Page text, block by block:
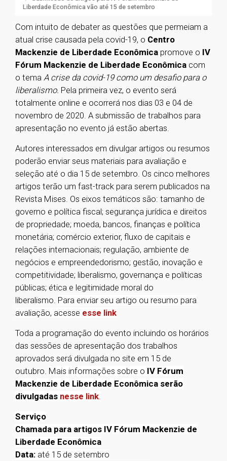
Liberdade Econômica vão até 15 de setembro
Com intuito de debater as questões que permeiam a
atual crise causada pela covid-19, o Centro
Mackenzie de Liberdade Econômica promove o IV
Fórum Mackenzie de Liberdade Econômica com
o tema A crise da covid-19 como um desafio para o
liberalismo. Pela primeira vez, o evento será
totalmente online e ocorrerá nos dias 03 e 04 de
novembro de 2020. A submissão de trabalhos para
apresentação no evento já estão abertas.
Autores interessados em divulgar artigos ou resumos
poderão enviar seus materiais para avaliação e
seleção até o dia 15 de setembro. Os cinco melhores
artigos terão um fast-track para serem publicados na
Revista Mises. Os eixos temáticos são: tamanho de
governo e política fiscal; segurança jurídica e direitos
de propriedade; moeda, bancos, finanças e política
monetária; comércio exterior, fluxo de capitais e
relações internacionais; regulação, ambiente de
negócios e empreendedorismo; gestão, inovação e
competitividade; liberalismo, governança e políticas
públicas; ética e legitimidade moral do
liberalismo. Para enviar seu artigo ou resumo para
avaliação, acesse esse link
Toda a programação do evento incluindo os horários
das sessões de apresentação dos trabalhos
aprovados será divulgada no site em 15 de
outubro. Mais informações sobre o IV Fórum
Mackenzie de Liberdade Econômica serão
divulgadas nesse link.
Serviço
Chamada para artigos IV Fórum Mackenzie de
Liberdade Econômica
Data: até 15 de setembro